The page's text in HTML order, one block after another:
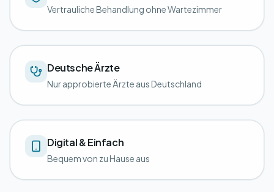
Vertrauliche Behandlung ohne Wartezimmer
Deutsche Ärzte
Nur approbierte Ärzte aus Deutschland
Digital & Einfach
Bequem von zu Hause aus